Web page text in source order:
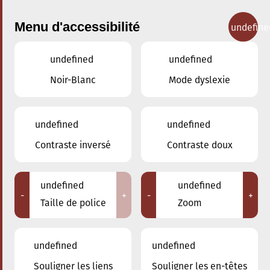
Concerts
Adresse
Menu d'accessibilité
undefined
Noir-Blanc
undefined
Mode dyslexie
undefined
Contraste inversé
undefined
Contraste doux
-
undefined
Taille de police
+ -
undefined
Zoom
+
undefined
Souligner les liens
undefined
Souligner les en-têtes